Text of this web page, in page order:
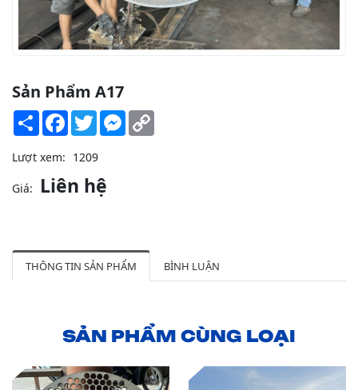
Sản Phẩm A17
Share Facebook
TwitterMessenger
Lượt xem: 1209
Giá: Liên hệ
THÔNG TIN SẢN PHẨM BÌNH LUẬN
SẢN PHẨM CÙNG LOẠI